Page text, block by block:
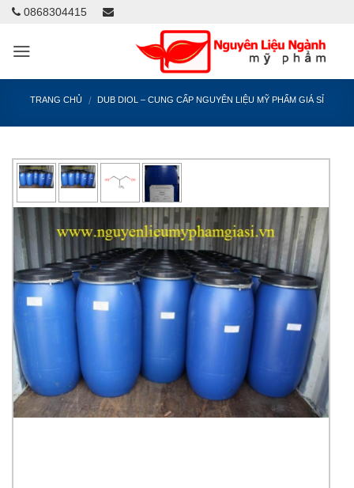
0868304415
TRANG CHỦ / DUB DIOL – CUNG CẤP NGUYÊN LIỆU MỸ PHẨM GIÁ SỈ